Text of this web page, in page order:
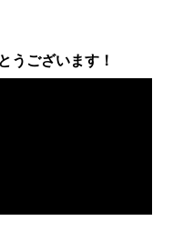
うございます！